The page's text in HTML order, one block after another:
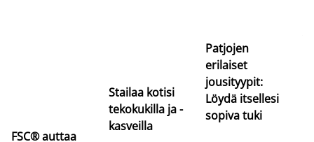
FSC® auttaa
Stailaa kotisi
tekokukilla ja -
kasveilla
Patjojen
erilaiset
jousityypit:
Löydä itsellesi
sopiva tuki